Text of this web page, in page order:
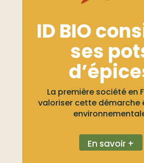
ID BIO
ses
La première société en
valoriser cette démarche
En savoir +